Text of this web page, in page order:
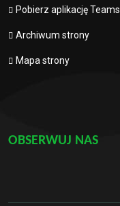
Pobierz aplikację Teams
Archiwum strony
Mapa strony
OBSERWUJ NAS